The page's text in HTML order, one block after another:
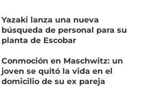
Yazaki lanza una nueva
búsqueda de personal para su
planta de Escobar
Conmoción en Maschwitz: un
joven se quitó la vida en el
domicilio de su ex pareja